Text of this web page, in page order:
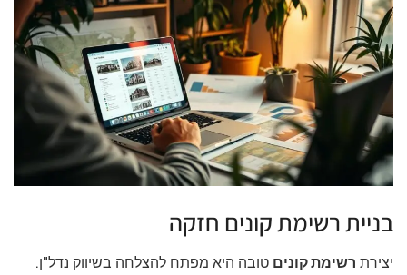
בניית רשימת קונים חזקה
יצירת רשימת קונים טובה היא מפתח להצלחה בשיווק נדל"ן.